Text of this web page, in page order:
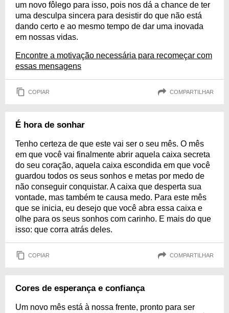
um novo fôlego para isso, pois nos dá a chance de ter
uma desculpa sincera para desistir do que não está
dando certo e ao mesmo tempo de dar uma inovada
em nossas vidas.
Encontre a motivação necessária para recomeçar com
essas mensagens
COPIAR COMPARTILHAR
É hora de sonhar
Tenho certeza de que este vai ser o seu mês. O mês
em que você vai finalmente abrir aquela caixa secreta
do seu coração, aquela caixa escondida em que você
guardou todos os seus sonhos e metas por medo de
não conseguir conquistar. A caixa que desperta sua
vontade, mas também te causa medo. Para este mês
que se inicia, eu desejo que você abra essa caixa e
olhe para os seus sonhos com carinho. E mais do que
isso: que corra atrás deles.
COPIAR COMPARTILHAR
Cores de esperança e confiança
Um novo mês está à nossa frente, pronto para ser